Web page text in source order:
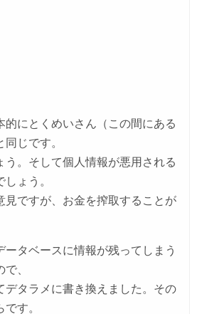
的にとくめいさん（この間にある
じです。
う。そして個人情報が悪用される
ょう。
見ですが、お金を搾取することが
ータベースに情報が残ってしまう
、
デタラメに書き換えました。その
す。